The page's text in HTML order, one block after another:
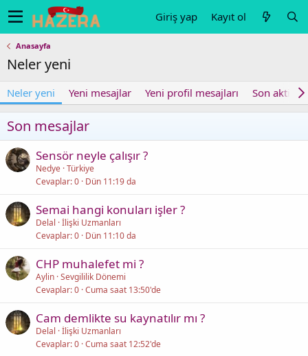
Giriş yap Kayıt ol
Anasayfa
Neler yeni
Neler yeni Yeni mesajlar Yeni profil mesajları Son aktivite
Son mesajlar
Sensör neyle çalışır ?
Nedye Türkiye
Cevaplar 0 Dün 11:19 da
Semai hangi konuları işler ?
Delal İlişki Uzmanları
Cevaplar 0 Dün 11:10 da
CHP muhalefet mi ?
Aylin Sevgililik Dönemi
Cevaplar 0 Cuma saat 13:50'de
Cam demlikte su kaynatılır mı ?
Delal İlişki Uzmanları
Cevaplar 0 Cuma saat 12:52'de